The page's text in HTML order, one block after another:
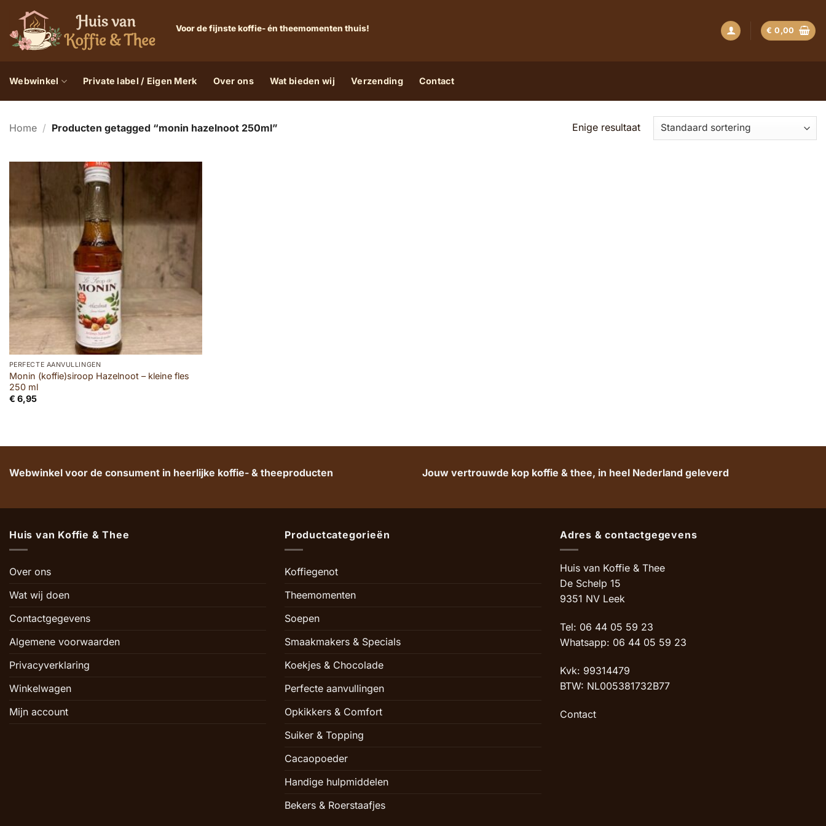
naar
inhoud
Voor de fijnste koffie- én theemomenten thuis! € 0,00
Webwinkel Private label / Eigen Merk Over ons Wat bieden wij Verzending Contact
Home / Producten getagged “monin hazelnoot 250ml” Enige resultaat
PERFECTE AANVULLINGEN
Monin (koffie)siroop Hazelnoot – kleine fles
250 ml
€ 6,95
Webwinkel voor de consument in heerlijke koffie- & theeproducten Jouw vertrouwde kop koffie & thee, in heel Nederland geleverd
Huis van Koffie & Thee
Over ons
Wat wij doen
Contactgegevens
Algemene voorwaarden
Privacyverklaring
Winkelwagen
Mijn account
Productcategorieën
Koffiegenot
Theemomenten
Soepen
Smaakmakers & Specials
Koekjes & Chocolade
Perfecte aanvullingen
Opkikkers & Comfort
Suiker & Topping
Cacaopoeder
Handige hulpmiddelen
Bekers & Roerstaafjes
Adres & contactgegevens
Huis van Koffie & Thee
De Schelp 15
9351 NV Leek
Tel: 06 44 05 59 23
Whatsapp: 06 44 05 59 23
Kvk: 99314479
BTW: NL005381732B77
Contact